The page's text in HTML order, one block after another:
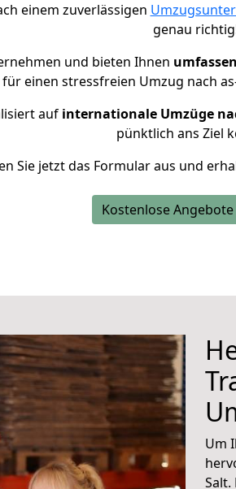
einem zuverlässigen
genau
und bieten Ihnen
einen stressfreien Umzug nach
auf internationale Umzüge
pünktlich ans Ziel
Sie jetzt das Formular aus und
Kostenlose
Um